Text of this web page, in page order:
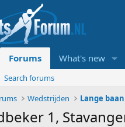
Forums What's new
Search forums
Wedstrijden Lange baan
1,